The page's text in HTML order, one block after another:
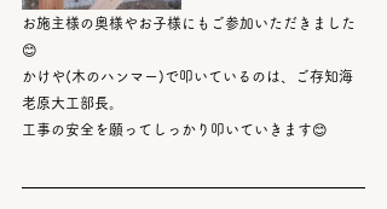
お施主様の奥様やお子様にもご参加いただきました
😊
かけや(木のハンマー)で叩いているのは、ご存知海
老原大工部長。
工事の安全を願ってしっかり叩いていきます😊